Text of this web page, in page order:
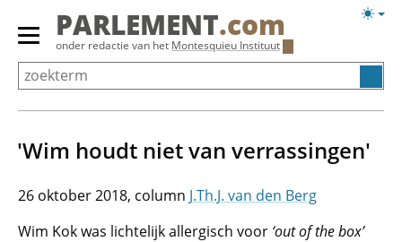
Overslaan
Primair
menu
tonen/verbergen
PARLEMENT.com
onder redactie van het Montesquieu Instituut
'Wim houdt niet van verrassingen'
26 oktober 2018
J.Th.J. van den Berg
Wim Kok was lichtelijk allergisch voor ‘out of the box’